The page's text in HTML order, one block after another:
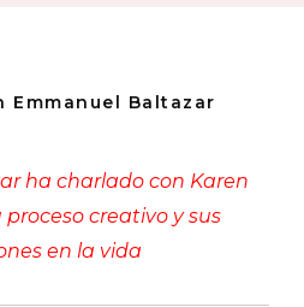
Emmanuel Baltazar
ha charlado con Karen
proceso creativo y sus
en la vida